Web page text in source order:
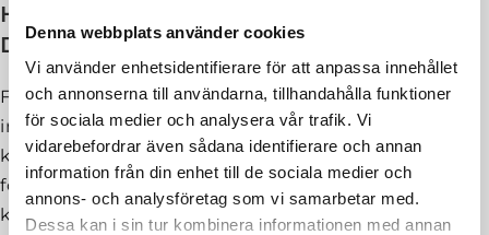
Denna webbplats använder cookies
Vi använder enhetsidentifierare för att anpassa innehållet
och annonserna till användarna, tillhandahålla funktioner
för sociala medier och analysera vår trafik. Vi
vidarebefordrar även sådana identifierare och annan
information från din enhet till de sociala medier och
annons- och analysföretag som vi samarbetar med.
Dessa kan i sin tur kombinera informationen med annan
Har du några frågor om Bergvärme i
Danderyd som du behöver svar på?
För att få svar på dina frågor och få mer
information från oss på Allklimat gällande hur vi
kan hjälpa dig med en optimal bergvärmelösning
för din bostad i Danderyd. Varmt välkommen att
kontakta oss på 08-514 962 50